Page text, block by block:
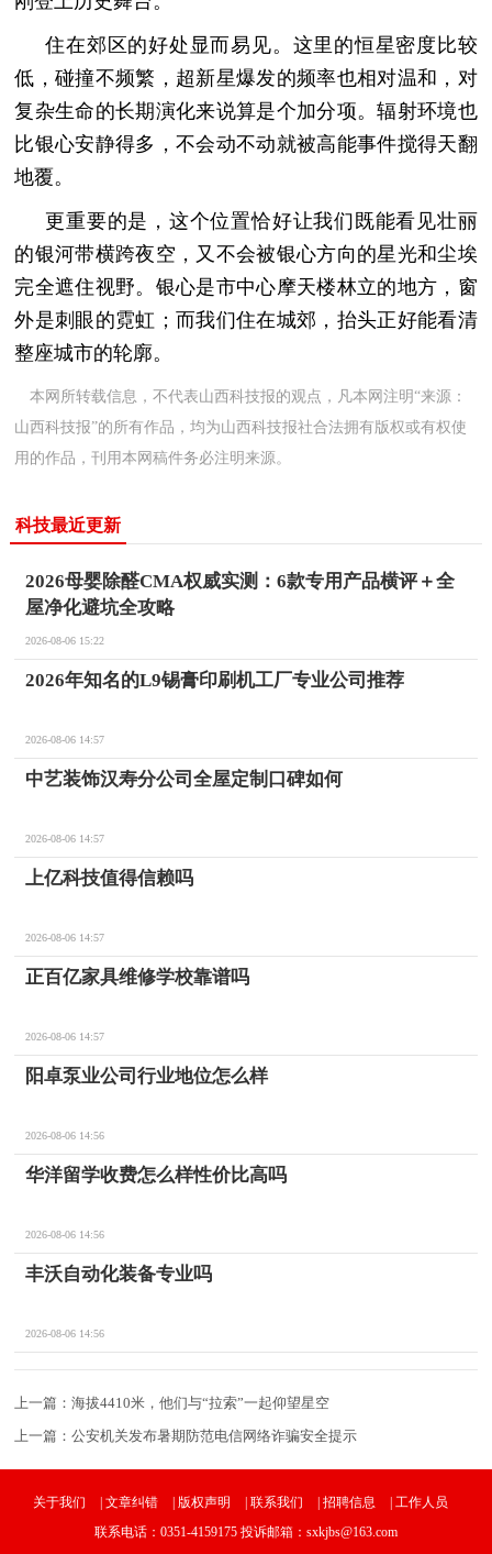
住在郊区的好处显而易见。这里的恒星密度比较
低，碰撞不频繁，超新星爆发的频率也相对温和，对
复杂生命的长期演化来说算是个加分项。辐射环境也
比银心安静得多，不会动不动就被高能事件搅得天翻
地覆。
更重要的是，这个位置恰好让我们既能看见壮丽
的银河带横跨夜空，又不会被银心方向的星光和尘埃
完全遮住视野。银心是市中心摩天楼林立的地方，窗
外是刺眼的霓虹；而我们住在城郊，抬头正好能看清
整座城市的轮廓。
本网所转载信息，不代表山西科技报的观点，凡本网注明“来源：
山西科技报”的所有作品，均为山西科技报社合法拥有版权或有权使
用的作品，刊用本网稿件务必注明来源。
科技最近更新
2026母婴除醛CMA权威实测：6款专用产品横评＋全
屋净化避坑全攻略
2026-08-06 15:22
2026年知名的L9锡膏印刷机工厂专业公司推荐
2026-08-06 14:57
中艺装饰汉寿分公司全屋定制口碑如何
2026-08-06 14:57
上亿科技值得信赖吗
2026-08-06 14:57
正百亿家具维修学校靠谱吗
2026-08-06 14:57
阳卓泵业公司行业地位怎么样
2026-08-06 14:56
华洋留学收费怎么样性价比高吗
2026-08-06 14:56
丰沃自动化装备专业吗
2026-08-06 14:56
上一篇：海拔4410米，他们与“拉索”一起仰望星空
上一篇：公安机关发布暑期防范电信网络诈骗安全提示
关于我们 | 文章纠错 | 版权声明 | 联系我们 | 招聘信息 | 工作人员
联系电话：0351-4159175 投诉邮箱：sxkjbs@163.com